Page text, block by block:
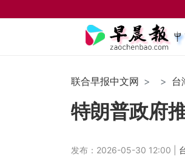
联合早报中文网 台
特朗普政府
发布：2026-05-30 12:00 |